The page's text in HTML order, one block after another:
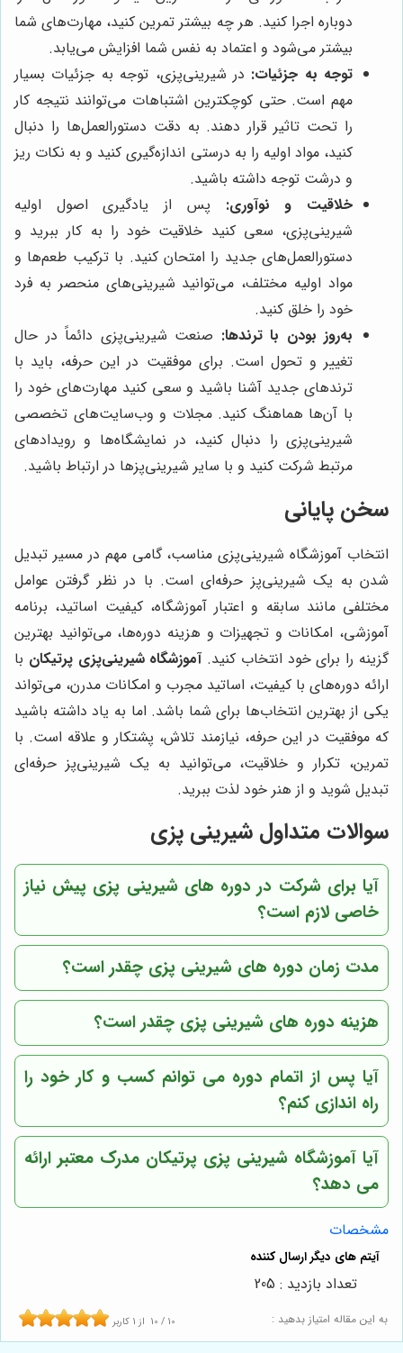
دوباره اجرا کنید. هر چه بیشتر تمرین کنید، مهارت‌های شما
بیشتر می‌شود و اعتماد به نفس شما افزایش می‌یابد.
توجه به جزئیات: در شیرینی‌پزی، توجه به جزئیات بسیار
مهم است. حتی کوچکترین اشتباهات می‌توانند نتیجه کار
را تحت تاثیر قرار دهند. به دقت دستورالعمل‌ها را دنبال
کنید، مواد اولیه را به درستی اندازه‌گیری کنید و به نکات ریز
و درشت توجه داشته باشید.
خلاقیت و نوآوری: پس از یادگیری اصول اولیه
شیرینی‌پزی، سعی کنید خلاقیت خود را به کار ببرید و
دستورالعمل‌های جدید را امتحان کنید. با ترکیب طعم‌ها و
مواد اولیه مختلف، می‌توانید شیرینی‌های منحصر به فرد
خود را خلق کنید.
به‌روز بودن با ترندها: صنعت شیرینی‌پزی دائماً در حال
تغییر و تحول است. برای موفقیت در این حرفه، باید با
ترندهای جدید آشنا باشید و سعی کنید مهارت‌های خود را
با آن‌ها هماهنگ کنید. مجلات و وب‌سایت‌های تخصصی
شیرینی‌پزی را دنبال کنید، در نمایشگاه‌ها و رویدادهای
مرتبط شرکت کنید و با سایر شیرینی‌پزها در ارتباط باشید.
سخن پایانی
انتخاب آموزشگاه شیرینی‌پزی مناسب، گامی مهم در مسیر تبدیل
شدن به یک شیرینی‌پز حرفه‌ای است. با در نظر گرفتن عوامل
مختلفی مانند سابقه و اعتبار آموزشگاه، کیفیت اساتید، برنامه
آموزشی، امکانات و تجهیزات و هزینه دوره‌ها، می‌توانید بهترین
گزینه را برای خود انتخاب کنید.آموزشگاه شیرینی‌پزی پرتیکان با
ارائه دوره‌های با کیفیت، اساتید مجرب و امکانات مدرن، می‌تواند
یکی از بهترین انتخاب‌ها برای شما باشد. اما به یاد داشته باشید
که موفقیت در این حرفه، نیازمند تلاش، پشتکار و علاقه است. با
تمرین، تکرار و خلاقیت، می‌توانید به یک شیرینی‌پز حرفه‌ای
تبدیل شوید و از هنر خود لذت ببرید.
سوالات متداول شیرینی پزی
آیا برای شرکت در دوره های شیرینی پزی پیش نیاز
خاصی لازم است؟
مدت زمان دوره های شیرینی پزی چقدر است؟
هزینه دوره های شیرینی پزی چقدر است؟
آیا پس از اتمام دوره می توانم کسب و کار خود را
راه اندازی کنم؟
آیا آموزشگاه شیرینی پزی پرتیکان مدرک معتبر ارائه
می دهد؟
مشخصات
به این مقاله امتیاز بدهید : 10 / 10 از 1 کاربر
تعداد بازدید : 205